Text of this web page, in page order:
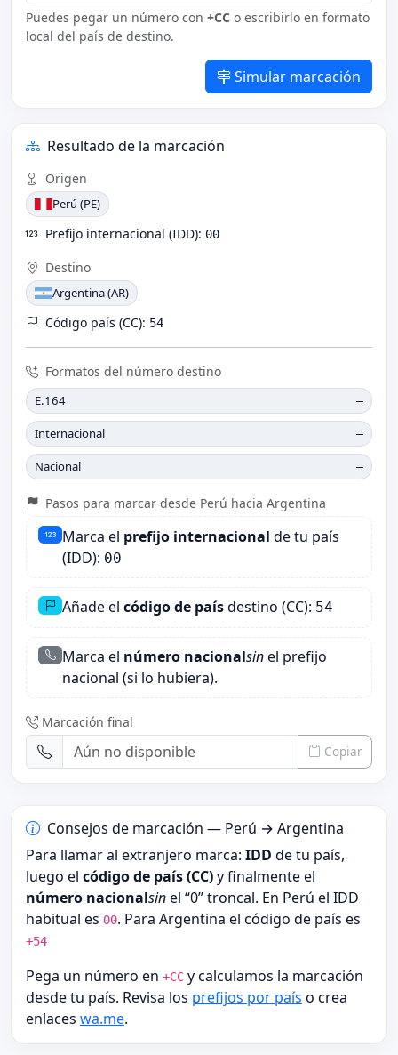
Puedes pegar un número con +CC o escribirlo en formato
local del país de destino.
Simular marcación
Resultado de la marcación
Origen
Perú (PE)
Prefijo internacional (IDD): 00
Destino
Argentina (AR)
Código país (CC): 54
Formatos del número destino
E.164 —
Internacional —
Nacional —
Pasos para marcar desde Perú hacia Argentina
Marca el prefijo internacional de tu país
(IDD): 00
Añade elcódigo de paísdestino (CC): 54
Marca el número nacionalsinel prefijo
nacional (si lo hubiera).
Marcación final
Copiar
Consejos de marcación — Perú → Argentina
Para llamar al extranjero marca: IDD de tu país,
luego el código de país (CC)y finalmente el
número nacionalsinel “0” troncal. En Perú el IDD
habitual es 00. Para Argentina el código de país es
+54
Pega un número en +CC y calculamos la marcación
desde tu país. Revisa los prefijos por país o crea
enlaces wa.me.